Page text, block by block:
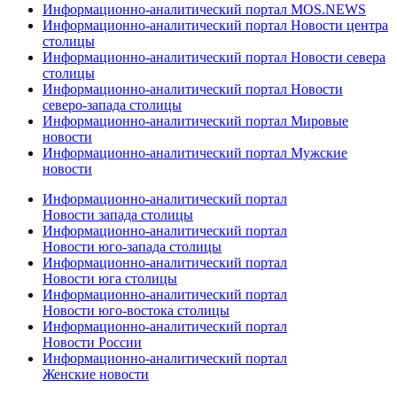
Информационно-аналитический портал MOS.NEWS
Информационно-аналитический портал Новости центра
столицы
Информационно-аналитический портал Новости севера
столицы
Информационно-аналитический портал Новости
северо-запада столицы
Информационно-аналитический портал Мировые
новости
Информационно-аналитический портал Мужские
новости
Информационно-аналитический портал
Новости запада столицы
Информационно-аналитический портал
Новости юго-запада столицы
Информационно-аналитический портал
Новости юга столицы
Информационно-аналитический портал
Новости юго-востока столицы
Информационно-аналитический портал
Новости России
Информационно-аналитический портал
Женские новости